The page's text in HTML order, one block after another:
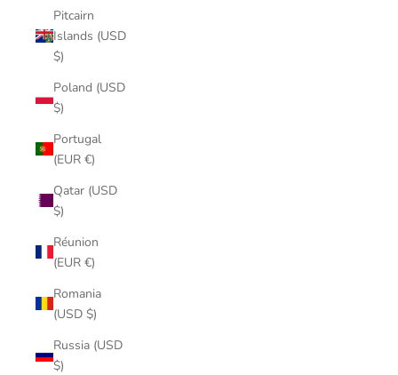
Pitcairn
Islands (USD
$)
Poland (USD
$)
Portugal
(EUR €)
Qatar (USD
$)
Réunion
(EUR €)
Romania
(USD $)
Russia (USD
$)